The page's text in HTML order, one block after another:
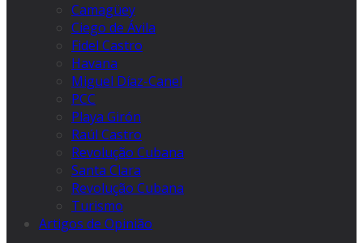
Camagüey
Ciego de Ávila
Fidel Castro
Havana
Miguel Díaz-Canel
PCC
Playa Girón
Raúl Castro
Revolução Cubana
Santa Clara
Revolução Cubana
Turismo
Artigos de Opinião